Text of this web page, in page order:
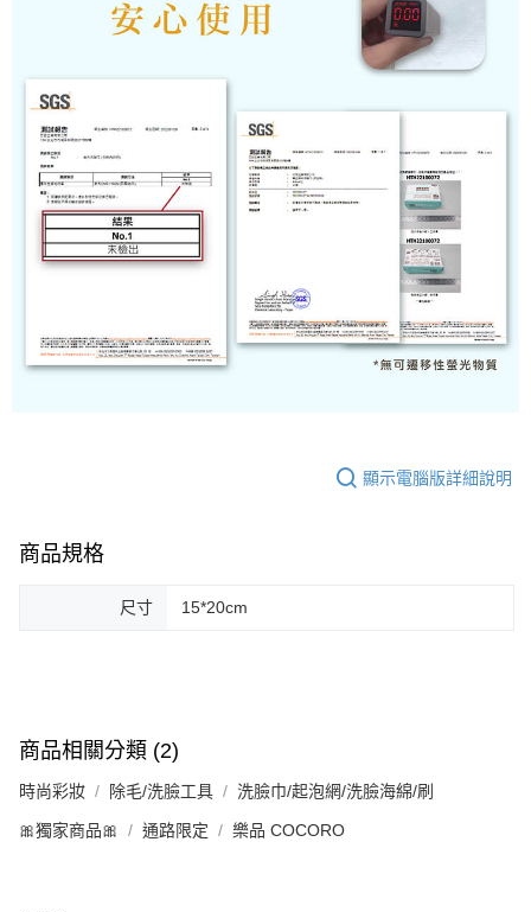
顯示電腦版詳細說明
商品規格
尺寸 15*20cm
商品相關分類 (2)
時尚彩妝 除毛/洗臉工具 洗臉巾/起泡網/洗臉海綿/刷
🎀獨家商品🎀 通路限定 樂品 COCORO